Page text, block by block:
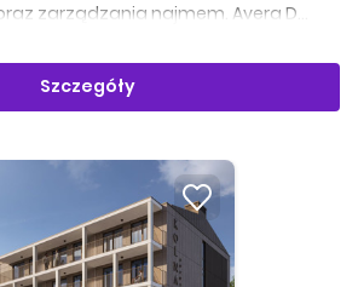
zarządzania najmem. Avera D...
Szczegóły